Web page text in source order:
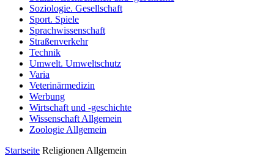
Soziologie. Gesellschaft
Sport. Spiele
Sprachwissenschaft
Straßenverkehr
Technik
Umwelt. Umweltschutz
Varia
Veterinärmedizin
Werbung
Wirtschaft und -geschichte
Wissenschaft Allgemein
Zoologie Allgemein
Startseite Religionen Allgemein